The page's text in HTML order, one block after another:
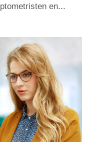
Lithuania
Japan
en...